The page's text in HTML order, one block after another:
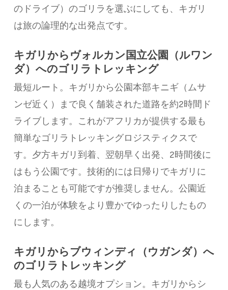
のドライブ）のゴリラを選ぶにしても、キガリ
は旅の論理的な出発点です。
キガリからヴォルカン国立公園（ルワン
ダ）へのゴリラトレッキング
最短ルート。キガリから公園本部キニギ（ムサ
ンゼ近く）まで良く舗装された道路を約2時間ド
ライブします。これがアフリカが提供する最も
簡単なゴリラトレッキングロジスティクスで
す。夕方キガリ到着、翌朝早く出発、2時間後に
はもう公園です。技術的には日帰りでキガリに
泊まることも可能ですが推奨しません。公園近
くの一泊が体験をより豊かでゆったりしたもの
にします。
キガリからブウィンディ（ウガンダ）へ
のゴリラトレッキング
最も人気のある越境オプション。キガリからシ